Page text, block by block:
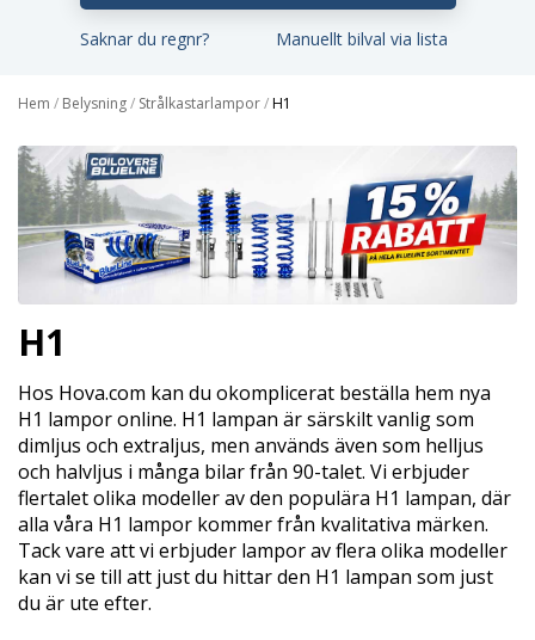
Saknar du regnr? Manuellt bilval via lista
Hem / Belysning/ Strålkastarlampor/H1
H1
Hos Hova.com kan du okomplicerat beställa hem nya
H1 lampor online. H1 lampan är särskilt vanlig som
dimljus och extraljus, men används även som helljus
och halvljus i många bilar från 90-talet. Vi erbjuder
flertalet olika modeller av den populära H1 lampan, där
alla våra H1 lampor kommer från kvalitativa märken.
Tack vare att vi erbjuder lampor av flera olika modeller
kan vi se till att just du hittar den H1 lampan som just
du är ute efter.